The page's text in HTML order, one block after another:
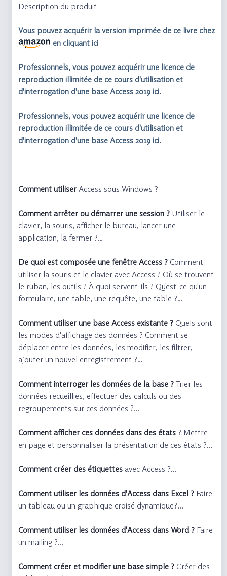
Description du produit
Vous pouvez acquérir la version imprimée de ce livre chez
en cliquant ici
Professionnels, vous pouvez acquérir une licence de
reproduction illimitée de ce cours d'utilisation et
d'interrogation d'une base Access 2019 ici.
Professionnels, vous pouvez acquérir une licence de
reproduction illimitée de ce cours d'utilisation et
d'interrogation d'une base Access 2019 ici.
Comment utiliser Access sous Windows ?
Comment arrêter ou démarrer une session ? Utiliser le
clavier, la souris, afficher le bureau, lancer une
application, la fermer ?…
De quoi est composée une fenêtre Access ? Comment
utiliser la souris et le clavier avec Access ? Où se trouvent
le ruban, les outils ? À quoi servent-ils ? Qu'est-ce qu'un
formulaire, une table, une requête, une table ?…
Comment utiliser une base Access existante ? Quels sont
les modes d'affichage des données ? Comment se
déplacer entre les données, les modifier, les filtrer,
ajouter un nouvel enregistrement ?…
Comment interroger les données de la base ? Trier les
données recueillies, effectuer des calculs ou des
regroupements sur ces données ?...
Comment afficher ces données dans des états ? Mettre
en page et personnaliser la présentation de ces états ?...
Comment créer des étiquettes avec Access ?...
Comment utiliser les données d'Access dans Excel ? Faire
un tableau ou un graphique croisé dynamique?...
Comment utiliser les données d'Access dans Word ? Faire
un mailing ?...
Comment créer et modifier une base simple ? Créer des